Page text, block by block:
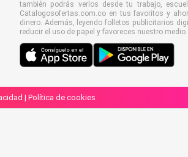
también podrás verlos desde tu trabajo,
Catalogosofertas.com.co en tus favoritos y
dinero. Además, leyendo folletos publicitarios
reducir el uso de papel y favoreces nuestro medio
| Política de cookies